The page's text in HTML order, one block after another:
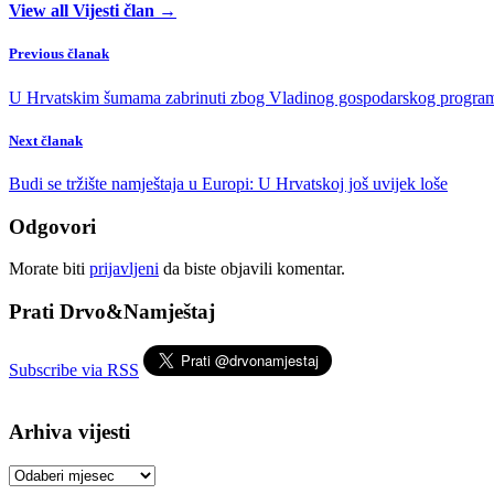
View all Vijesti član →
Previous članak
U Hrvatskim šumama zabrinuti zbog Vladinog gospodarskog
Next članak
Budi se tržište namještaja u Europi: U Hrvatskoj još uvijek loše
Odgovori
Morate biti prijavljeni da biste objavili komentar.
Prati Drvo&Namještaj
Subscribe via RSS
Arhiva vijesti
Arhiva